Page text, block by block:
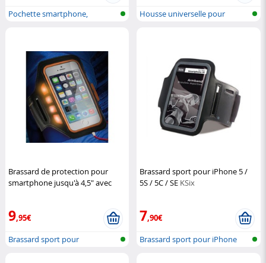
Pochette smartphone,
Housse universelle pour
Brassard de protection pour
smartphone jusqu'à 4,5" avec
9,95€
Brassard sport pour
Brassard sport pour iPhone 5 /
5S / 5C / SE KSix
7,90€
Brassard sport pour iPhone